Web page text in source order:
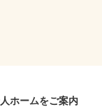
ホームをご案内